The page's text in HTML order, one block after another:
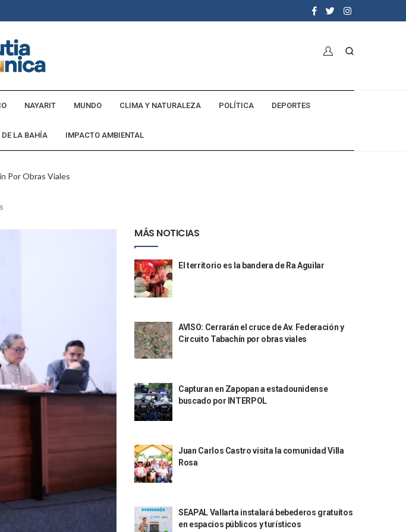
NAYARIT MUNDO CLIMA Y NATURALEZA POLÍTICA DEPORTES
DE LA BAHÍA IMPACTO AMBIENTAL
Por Obras Viales
De Nuevo Nayarit
Junio Y Julio
Una Oferta De Trabajo
De Guadalupe
De Árboles
Puerto Vallarta
Enfermedad En Jalisco
Vallarta
Y Objetivos Prioritarios
Puerto Vallarta
Al Mar
Históricos
Por Privados
Aplica Y Cómo Tramitarlas?
MÁS NOTICIAS
El territorio es la bandera de Ra Aguilar
AVISO: Cerrarán el cruce de Av. Federación y
Circuito Tabachín por obras viales
Capturan en Zapopan a estadounidense
buscado por INTERPOL
Juan Carlos Castro visita la comunidad Villa
Rosa
SEAPAL Vallarta instalará bebederos gratuitos
en espacios públicos y turísticos